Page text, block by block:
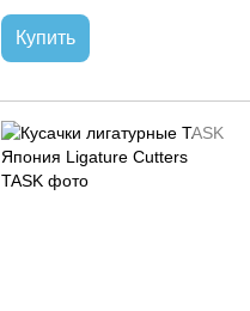
Купить